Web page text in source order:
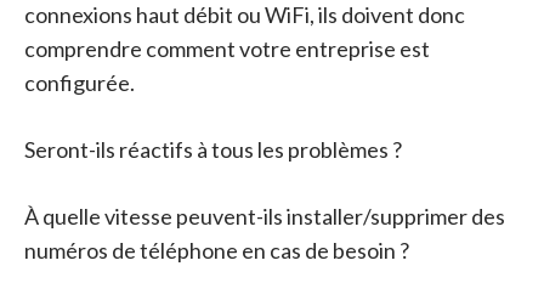
connexions haut débit ou WiFi, ils doivent donc
comprendre comment votre entreprise est
configurée.
Seront-ils réactifs à tous les problèmes ?
À quelle vitesse peuvent-ils installer/supprimer des
numéros de téléphone en cas de besoin ?